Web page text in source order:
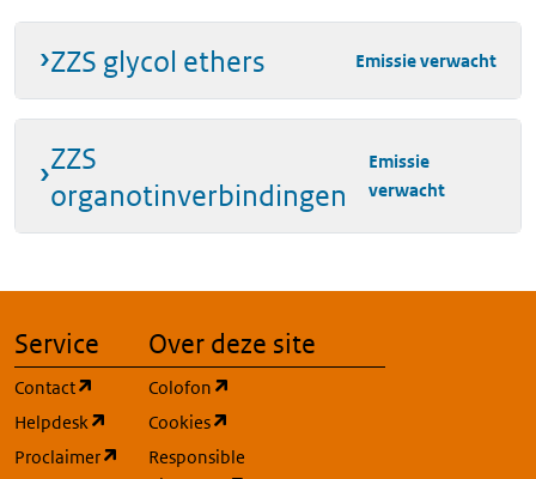
ZZS glycol ethers Emissie verwacht
ZZS
organotinverbindingen
Emissie
verwacht
Service
Contact
(opent in een nieuw tabblad)
Helpdesk
(opent in een nieuw tabblad)
Proclaimer
(opent in een nieuw tabblad)
Over deze site
Colofon
Cookies
Responsible